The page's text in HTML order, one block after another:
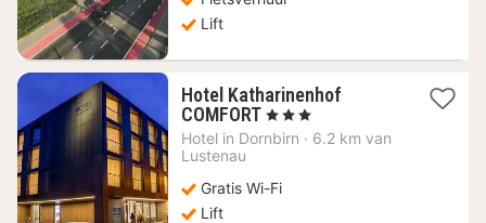
Lift
Hotel Katharinenhof
COMFORT 1
nacht
€
, 3 Sterren
Hotel in Dornbirn · 6.2 km van
Lustenau
Gratis Wi-Fi
Lift